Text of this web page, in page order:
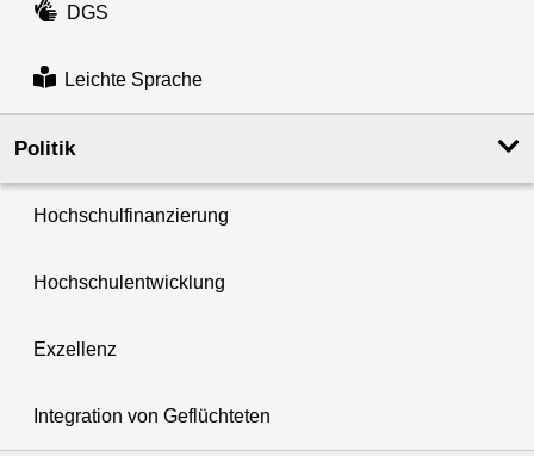
DGS
Leichte Sprache
Politik
Hochschulfinanzierung
Hochschulentwicklung
Exzellenz
Integration von Geflüchteten